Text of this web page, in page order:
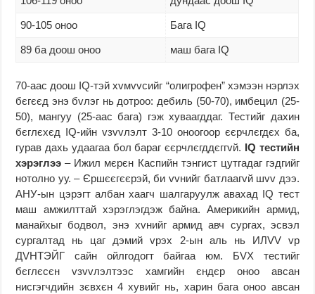
90-105 оноо Бага IQ
89 ба доош оноо маш бага IQ
70-аас доош IQ-тэй хvмvvсийг “олигрофен” хэмээн нэрлэх
бєгєєд энэ бvлэг нь дотроо: дебиль (50-70), имбецил (25-
50), мангуу (25-аас бага) гэж хуваагддаг. Тестийг дахин
бєглєхєд IQ-ийн vзvvлэлт 3-10 оноогоор єєрчлєгдєх ба,
гурав дахь удаагаа бол бараг єєрчлєгддєггvй. IQ тестийн
хэрэглээ – Ижил мєрєн Каспийн тэнгист цутгадаг гэдгийг
нотолно уу. – Єршєєгєєрэй, би vvнийг батлаагvй шvv дээ.
АНУ-ын цэрэгт албан хаагч шалгаруулж авахад IQ тест
маш амжилттай хэрэглэгдэж байна. Америкийн армид,
манайхыг бодвол, энэ хvнийг армид авч сургах, эсвэл
сургалтад нь цаг дэмий vрэх 2-ын аль нь ИЛVV vp
ДVНТЭЙГ сайн ойлгодогт байгаа юм. БVХ тестийг
бєглєсєн vзvvлэлтээс хамгийн єндєр оноо авсан
нисгэгчдийн зєвхєн 4 хувийг нь, харин бага оноо авсан